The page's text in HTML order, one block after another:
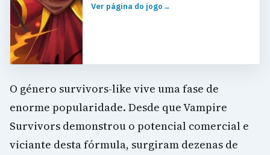
Ver página do jogo→
O género survivors-like vive uma fase de
enorme popularidade. Desde que Vampire
Survivors demonstrou o potencial comercial e
viciante desta fórmula, surgiram dezenas de